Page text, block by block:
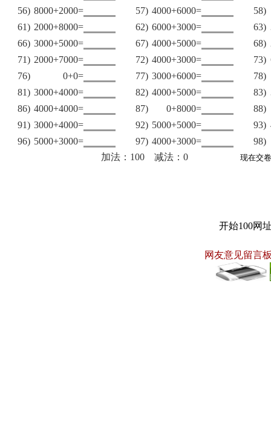
56) 8000+2000= 57) 4000+6000= 58)
61) 2000+8000= 62) 6000+3000= 63)
66) 3000+5000= 67) 4000+5000= 68)
71) 2000+7000= 72) 4000+3000= 73)
76)
0+0= 77) 3000+6000= 78)
81) 3000+4000= 82) 4000+5000= 83)
86) 4000+4000= 87) 0+8000= 88)
91) 3000+4000= 92) 5000+5000= 93)
96) 5000+3000= 97) 4000+3000= 98)
加法：100 减法：0
开始100网
网友意见留言